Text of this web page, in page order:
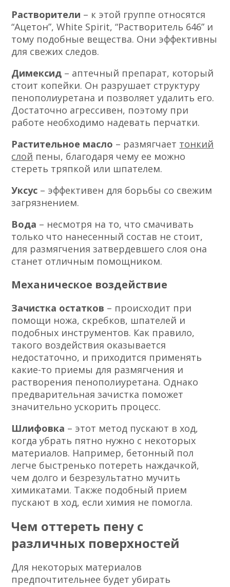
Растворители – к этой группе относятся
“Ацетон”, White Spirit, “Растворитель 646” и
тому подобные вещества. Они эффективны
для свежих следов.
Димексид – аптечный препарат, который
стоит копейки. Он разрушает структуру
пенополиуретана и позволяет удалить его.
Достаточно агрессивен, поэтому при
работе необходимо надевать перчатки.
Растительное масло – размягчает тонкий
слой пены, благодаря чему ее можно
стереть тряпкой или шпателем.
Уксус – эффективен для борьбы со свежим
загрязнением.
Вода – несмотря на то, что смачивать
только что нанесенный состав не стоит,
для размягчения затвердевшего слоя она
станет отличным помощником.
Механическое воздействие
Зачистка остатков – происходит при
помощи ножа, скребков, шпателей и
подобных инструментов. Как правило,
такого воздействия оказывается
недостаточно, и приходится применять
какие-то приемы для размягчения и
растворения пенополиуретана. Однако
предварительная зачистка поможет
значительно ускорить процесс.
Шлифовка – этот метод пускают в ход,
когда убрать пятно нужно с некоторых
материалов. Например, бетонный пол
легче быстренько потереть наждачкой,
чем долго и безрезультатно мучить
химикатами. Также подобный прием
пускают в ход, если химия не помогла.
Чем оттереть пену с
различных поверхностей
Для некоторых материалов
предпочтительнее будет убирать